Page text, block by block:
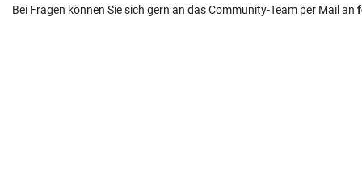
Bei Fragen können Sie sich gern an das Community-Team per Mail an